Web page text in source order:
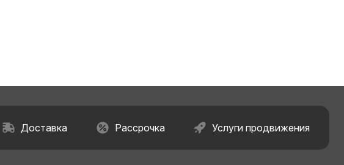
Доставка Рассрочка Услуги продвижения